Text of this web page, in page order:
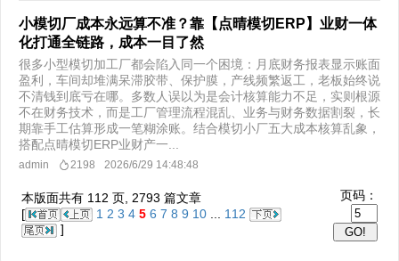
小模切厂成本永远算不准？靠【点晴模切ERP】业财一体
化打通全链路，成本一目了然
很多小型模切加工厂都会陷入同一个困境：月底财务报表显示账面
盈利，车间却堆满呆滞胶带、保护膜，产线频繁返工，老板始终说
不清钱到底亏在哪。多数人误以为是会计核算能力不足，实则根源
不在财务技术，而是工厂管理流程混乱、业务与财务数据割裂，长
期靠手工估算形成一笔糊涂账。结合模切小厂五大成本核算乱象，
搭配点晴模切ERP业财产一...
admin 2198 2026/6/29 14:48:48
本版面共有 112 页, 2793 篇文章
[
1 2 3 4 5 6 7 8 9 10
112
]
页码：